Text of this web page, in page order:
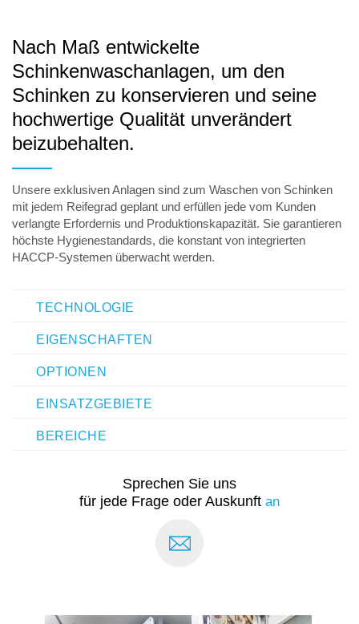
Nach Maß entwickelte
Schinkenwaschanlagen, um den
Schinken zu konservieren und seine
hochwertige Qualität unverändert
beizubehalten.
Unsere exklusiven Anlagen sind zum Waschen von Schinken
mit jedem Reifegrad geplant und erfüllen jede vom Kunden
verlangte Erfordernis und Produktionskapazität. Sie garantieren
höchste Hygienestandards, die konstant von integrierten
HACCP-Systemen überwacht werden.
TECHNOLOGIE
EIGENSCHAFTEN
OPTIONEN
EINSATZGEBIETE
BEREICHE
Sprechen Sie uns
für jede Frage oder Auskunft an